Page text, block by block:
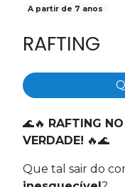
A partir de 7 anos
RAFTING
🌊🔥 RAFTING
VERDADE! 🔥🌊
Que tal sair do